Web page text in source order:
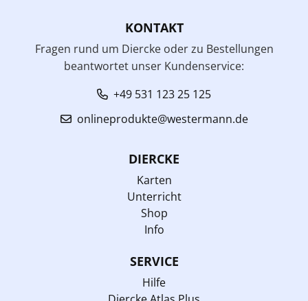
KONTAKT
Fragen rund um Diercke oder zu Bestellungen
beantwortet unser Kundenservice:
+49 531 123 25 125
onlineprodukte@westermann.de
DIERCKE
Karten
Unterricht
Shop
Info
SERVICE
Hilfe